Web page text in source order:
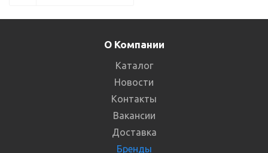
О Компании
Каталог
Новости
Контакты
Вакансии
Доставка
Бренды